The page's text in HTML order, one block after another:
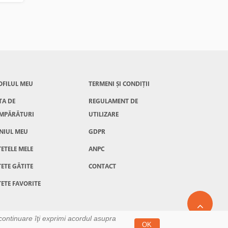
îţi exprimi acordul asupra
OK
MEU
DE
MEU
MELE
GĂTITE
FAVORITE
TERMENI ȘI CONDIȚII
REGULAMENT DE
UTILIZARE
GDPR
ANPC
CONTACT